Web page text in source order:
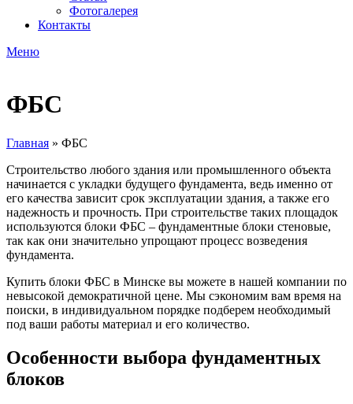
Фотогалерея
Контакты
Меню
ФБС
Главная » ФБС
Строительство любого здания или промышленного объекта
начинается с укладки будущего фундамента, ведь именно от
его качества зависит срок эксплуатации здания, а также его
надежность и прочность. При строительстве таких площадок
используются блоки ФБС – фундаментные блоки стеновые,
так как они значительно упрощают процесс возведения
фундамента.
Купить блоки ФБС в Минске вы можете в нашей компании по
невысокой демократичной цене. Мы сэкономим вам время на
поиски, в индивидуальном порядке подберем необходимый
под ваши работы материал и его количество.
Особенности выбора фундаментных
блоков